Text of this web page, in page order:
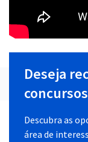
Deseja
Descubra as
área de